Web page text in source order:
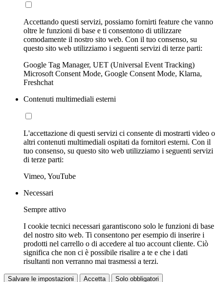
Accettando questi servizi, possiamo fornirti feature che vanno
oltre le funzioni di base e ti consentono di utilizzare
comodamente il nostro sito web. Con il tuo consenso, su
questo sito web utilizziamo i seguenti servizi di terze parti:
Google Tag Manager, UET (Universal Event Tracking)
Microsoft Consent Mode, Google Consent Mode, Klarna,
Freshchat
Contenuti multimediali esterni
L'accettazione di questi servizi ci consente di mostrarti video o
altri contenuti multimediali ospitati da fornitori esterni. Con il
tuo consenso, su questo sito web utilizziamo i seguenti servizi
di terze parti:
Vimeo, YouTube
Necessari
Sempre attivo
I cookie tecnici necessari garantiscono solo le funzioni di base
del nostro sito web. Ti consentono per esempio di inserire i
prodotti nel carrello o di accedere al tuo account cliente. Ciò
significa che non ci è possibile risalire a te e che i dati
risultanti non verranno mai trasmessi a terzi.
Salvare le impostazioni Accetta Solo obbligatori